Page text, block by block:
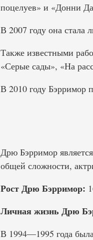
поцелуев» и «Донни
В 2007 году она
Также известными
«Серые сады», «На
В 2010 году Бэрримор
Дрю Бэрримор
общей сложности,
Рост Дрю Бэрримор:
Личная жизнь Дрю
В 1994—1995 года